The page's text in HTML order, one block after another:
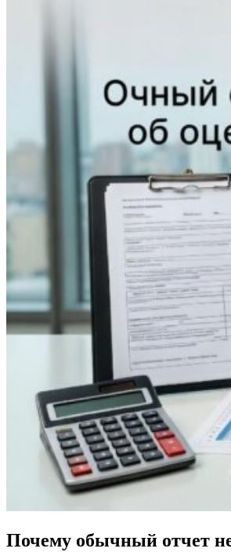
Почему обычный отчет не